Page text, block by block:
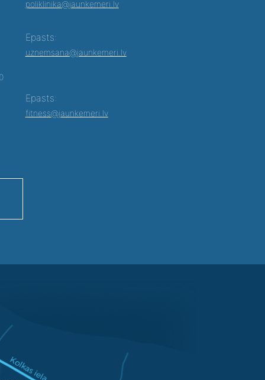
poliklinika@jaunkemeri.lv
Epasts:
uznemsana@jaunkemeri.lv
Epasts:
fitness@jaunkemeri.lv